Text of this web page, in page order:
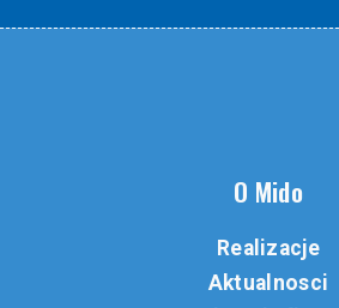
O Mido
Realizacje
Aktualnosci